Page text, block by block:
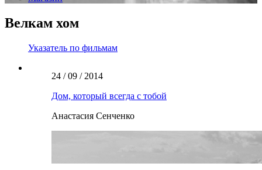
Велкам хом
Указатель по фильмам
24 / 09 / 2014
Дом, который всегда с тобой
Анастасия Сенченко